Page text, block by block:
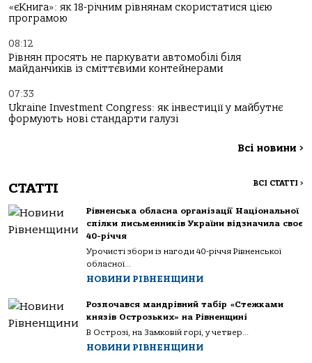
«єКнига»: як 18-річним рівнянам скористатися цією
програмою
08:12
Рівнян просять не паркувати автомобілі біля
майданчиків із сміттєвими контейнерами
07:33
Ukraine Investment Congress: як інвестиції у майбутнє
формують нові стандарти галузі
Всі новини >
СТАТТІ ВСІ СТАТТІ >
Рівненська обласна організації Національної
спілки письменників України відзначила своє
40-річчя
Урочисті збори із нагоди 40-річчя Рівненської
обласної...
НОВИНИ РІВНЕНЩИНИ
Розпочався мандрівний табір «Стежками
князів Острозьких» на Рівненщині
В Острозі, на Замковій горі, у четвер...
НОВИНИ РІВНЕНЩИНИ